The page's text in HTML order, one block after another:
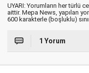
UYARI: Yorumların her türlü
aittir. Mepa News, yapılan
600 karakterle (boşluklu)
1 Yorum